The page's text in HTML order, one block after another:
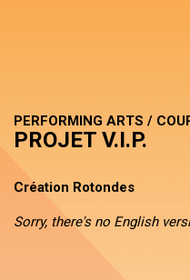
PERFORMING ARTS /
PROJET V.I.P.
Création Rotondes
Sorry, there's no English